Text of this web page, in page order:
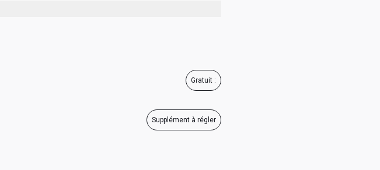
Gratuit :
Supplément à régler